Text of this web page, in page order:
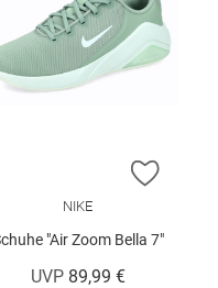
HINZUFÜGEN
ZUR
NIKE
"Air Zoom Bella 7"
UVP 89,99 €